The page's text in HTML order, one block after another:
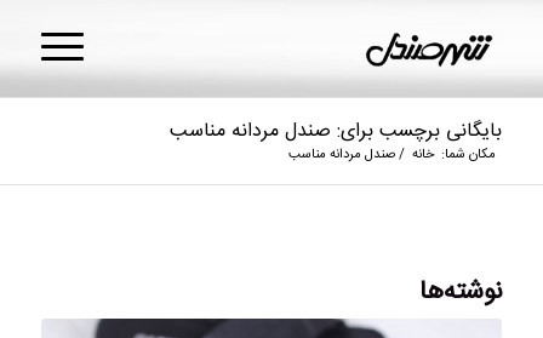
بایگانی برچسب برای: صندل مردانه مناسب
مکان شما: خانه /صندل مردانه مناسب
نوشته‌ها